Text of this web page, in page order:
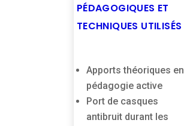
PÉDAGOGIQUES ET
TECHNIQUES UTILISÉS
Apports théoriques en
pédagogie active
Port de casques
antibruit durant les